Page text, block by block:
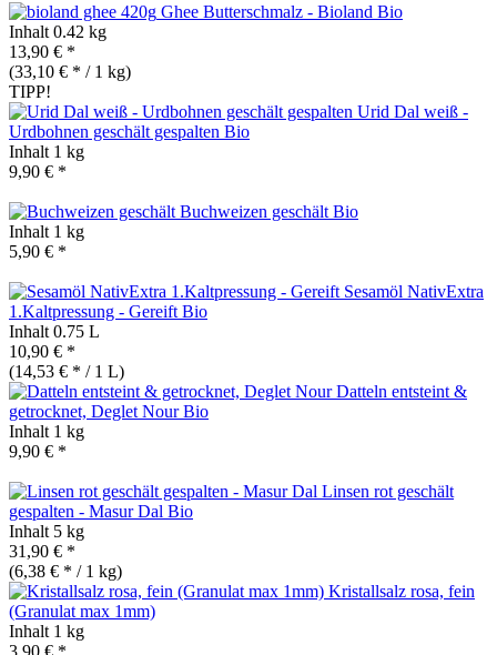
Ghee Butterschmalz - Bioland Bio
Inhalt 0.42 kg
13,90 € *
(33,10 € * / 1 kg)
TIPP!
Urid Dal weiß -
Urdbohnen geschält gespalten Bio
Inhalt 1 kg
9,90 € *
Buchweizen geschält Bio
Inhalt 1 kg
5,90 € *
Sesamöl NativExtra
1.Kaltpressung - Gereift Bio
Inhalt 0.75 L
10,90 € *
(14,53 € * / 1 L)
Datteln entsteint &
getrocknet, Deglet NourBio
Inhalt 1 kg
9,90 € *
Linsen rot geschält
gespalten - Masur Dal Bio
Inhalt 5 kg
31,90 € *
(6,38 € * / 1 kg)
Kristallsalz rosa, fein
(Granulat max 1mm)
Inhalt 1 kg
3,90 € *